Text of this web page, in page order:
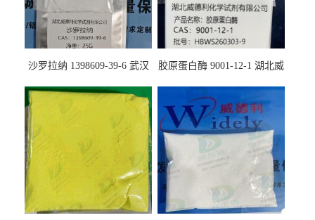
沙罗拉纳 1398609-39-6 武汉
胶原蛋白酶 9001-12-1 湖北威